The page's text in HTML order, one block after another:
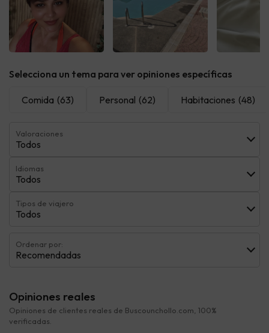
Selecciona un tema para ver opiniones específicas
Comida (63) Personal (62) Habitaciones (48)
Valoraciones
Todos
Idiomas
Todos
Tipos de viajero
Todos
Ordenar por:
Recomendadas
Opiniones reales
Opiniones de clientes reales de Buscounchollo.com, 100%
verificadas.